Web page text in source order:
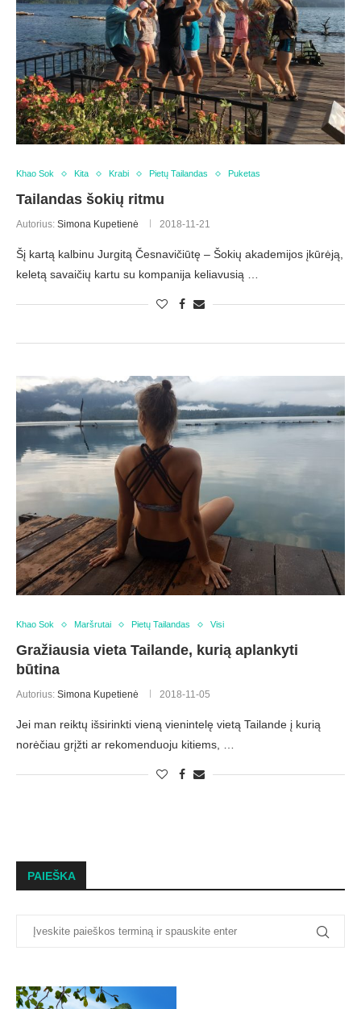
Khao Sok Kita Krabi Pietų Tailandas Puketas
Tailandas šokių ritmu
Autorius: Simona Kupetienė 2018-11-21
Šį kartą kalbinu Jurgitą Česnavičiūtę – Šokių akademijos įkūrėją,
keletą savaičių kartu su kompanija keliavusią …
Khao Sok Maršrutai Pietų Tailandas Visi
Gražiausia vieta Tailande, kurią aplankyti
būtina
Autorius: Simona Kupetienė 2018-11-05
Jei man reiktų išsirinkti vieną vienintelę vietą Tailande į kurią
norėčiau grįžti ar rekomenduoju kitiems, …
PAIEŠKA